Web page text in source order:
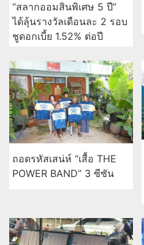
“สลากออมสินพิเศษ 5 ปี”
ได้ลุ้นรางวัลเดือนละ 2 รอบ
ชูดอกเบี้ย 1.52% ต่อปี
ถอดรหัสเสน่ห์ “เสื้อ THE
POWER BAND” 3 ซีซัน